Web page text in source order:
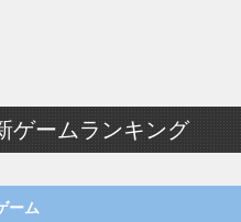
ゲームランキング
ーム